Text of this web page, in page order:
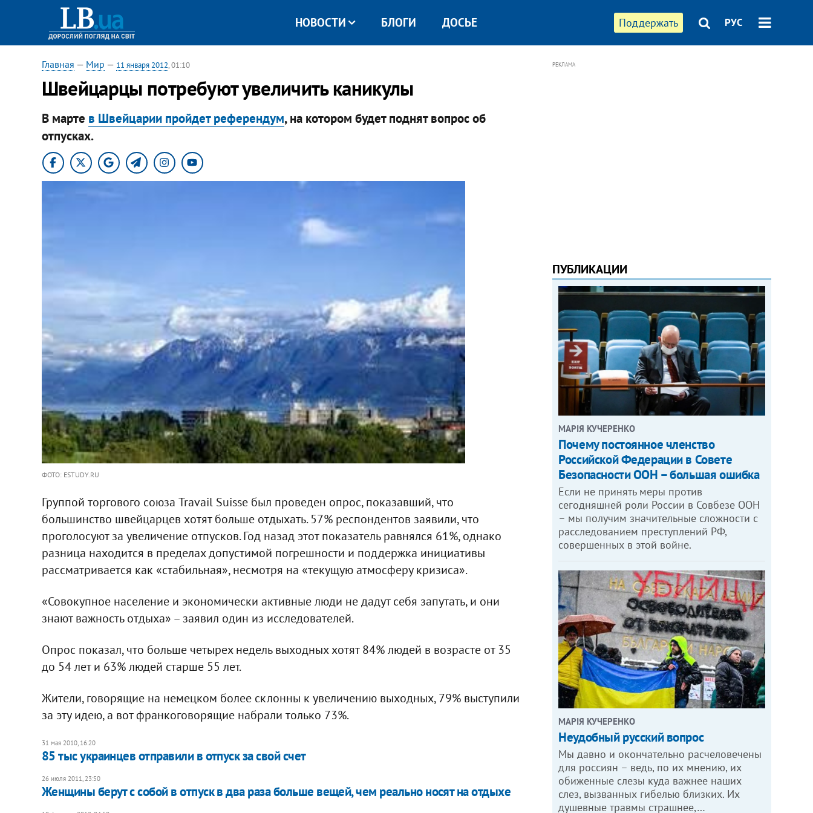
Поддержать РУС
НОВОСТИ БЛОГИ ДОСЬЕ
Главная — Мир — 11 января 2012, 01:10
Швейцарцы потребуют увеличить каникулы
В марте в Швейцарии пройдет референдум, на котором будет поднят вопрос об
отпусках.
ФОТО: ESTUDY.RU
Группой торгового союза Travail Suisse был проведен опрос, показавший, что
большинство швейцарцев хотят больше отдыхать. 57% респондентов заявили, что
проголосуют за увеличение отпусков. Год назад этот показатель равнялся 61%, однако
разница находится в пределах допустимой погрешности и поддержка инициативы
рассматривается как «стабильная», несмотря на «текущую атмосферу кризиса».
«Совокупное население и экономически активные люди не дадут себя запутать, и они
знают важность отдыха» – заявил один из исследователей.
Опрос показал, что больше четырех недель выходных хотят 84% людей в возрасте от 35
до 54 лет и 63% людей старше 55 лет.
Жители, говорящие на немецком более склонны к увеличению выходных, 79% выступили
за эту идею, а вот франкоговорящие набрали только 73%.
31 мая 2010, 16:20
85 тыс украинцев отправили в отпуск за свой счет
26 июля 2011, 23:50
Женщины берут с собой в отпуск в два раза больше вещей, чем реально носят на отдыхе
РЕКЛАМА
ПУБЛИКАЦИИ
МАРІЯ КУЧЕРЕНКО
​Почему постоянное членство
Российской Федерации в Совете
Безопасности ООН – большая ошибка
Если не принять меры против
сегодняшней роли России в Совбезе ООН
– мы получим значительные сложности с
расследованием преступлений РФ,
совершенных в этой войне.
МАРІЯ КУЧЕРЕНКО
​Неудобный русский вопрос
Мы давно и окончательно расчеловечены
для россиян – ведь, по их мнению, их
обиженные слезы куда важнее наших
слез, вызванных гибелью близких. Их
душевные травмы страшнее,…